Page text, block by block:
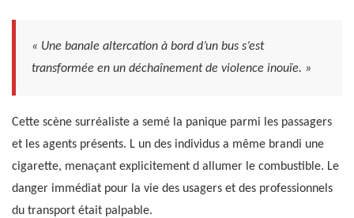
« Une banale altercation à bord d’un bus s’est
transformée en un déchaînement de violence inouïe. »
Cette scène surréaliste a semé la panique parmi les passagers
et les agents présents. L un des individus a même brandi une
cigarette, menaçant explicitement d allumer le combustible. Le
danger immédiat pour la vie des usagers et des professionnels
du transport était palpable.